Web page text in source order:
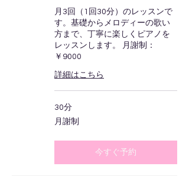
月3回（1回30分）のレッスンで
す。基礎からメロディーの歌い
方まで、丁寧に楽しくピアノを
レッスンします。 月謝制：
￥9000
詳細はこちら
30分
月
謝
月謝制
今すぐ予約